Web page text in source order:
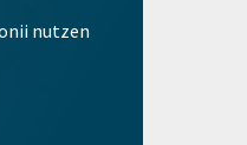
nutzen